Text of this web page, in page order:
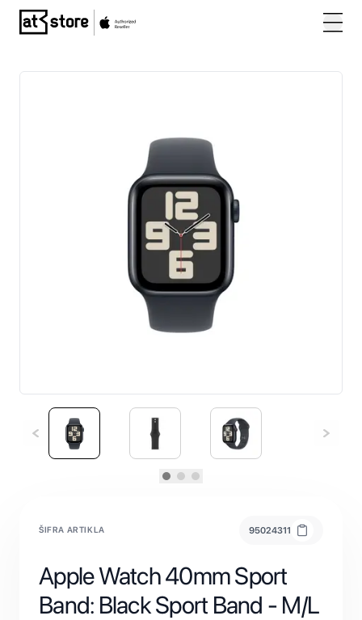
Posjetite početnu stranicu AT Store
ŠIFRA ARTIKLA 95024311
Apple Watch 40mm Sport
Band: Black Sport Band - M/L